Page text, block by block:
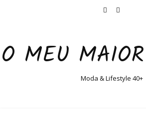
O MEU
Moda & Lifestyle 40+